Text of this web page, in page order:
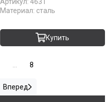
Материал: сталь
Купить
8
Вперед